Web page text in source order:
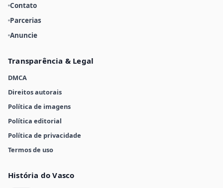
Contato
Parcerias
Anuncie
Transparência & Legal
DMCA
Direitos autorais
Política de imagens
Política editorial
Política de privacidade
Termos de uso
História do Vasco